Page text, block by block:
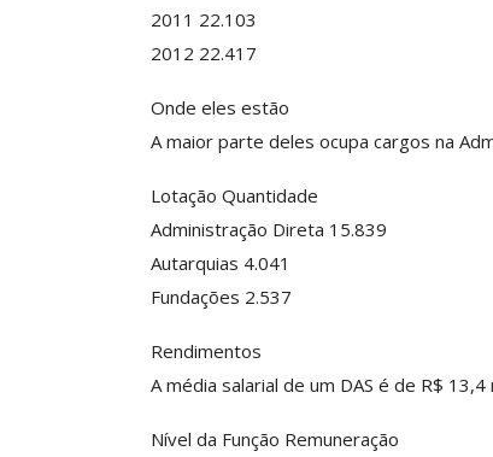
2011 22.103
2012 22.417
Onde eles estão
A maior parte deles ocupa cargos na
Lotação Quantidade
Administração Direta 15.839
Autarquias 4.041
Fundações 2.537
Rendimentos
A média salarial de um DAS é de R$ 13,4
Nível da Função Remuneração